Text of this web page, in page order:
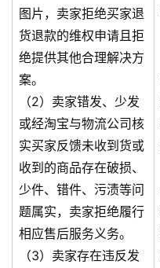
图片，卖家拒绝买家退
货退款的维权申请且拒
绝提供其他合理解决方
案。
（2）卖家错发、少发
或经淘宝与物流公司核
实买家反馈未收到货或
收到的商品存在破损、
少件、错件、污渍等问
题属实，卖家拒绝履行
相应售后服务义务。
（3）卖家存在违反发